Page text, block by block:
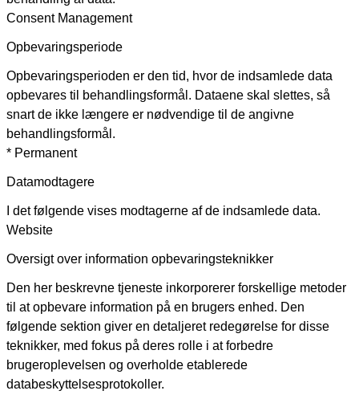
Consent Management
Opbevaringsperiode
Opbevaringsperioden er den tid, hvor de indsamlede data
opbevares til behandlingsformål. Dataene skal slettes, så
snart de ikke længere er nødvendige til de angivne
behandlingsformål.
* Permanent
Datamodtagere
I det følgende vises modtagerne af de indsamlede data.
Website
Oversigt over information opbevaringsteknikker
Den her beskrevne tjeneste inkorporerer forskellige metoder
til at opbevare information på en brugers enhed. Den
følgende sektion giver en detaljeret redegørelse for disse
teknikker, med fokus på deres rolle i at forbedre
brugeroplevelsen og overholde etablerede
databeskyttelsesprotokoller.